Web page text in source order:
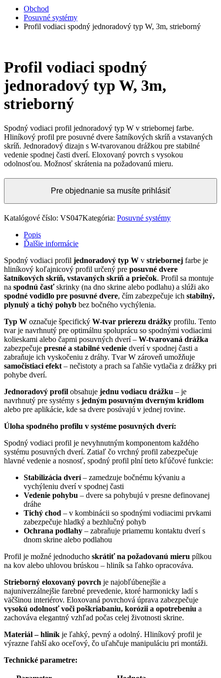
Obchod
Posuvné systémy
Profil vodiaci spodný jednoradový typ W, 3m, strieborný
Profil vodiaci spodný
jednoradový typ W, 3m,
strieborný
Spodný vodiaci profil jednoradový typ W v striebornej farbe.
Hliníkový profil pre posuvné dvere šatníkových skríň a vstavaných
skríň. Jednoradový dizajn s W-tvarovanou drážkou pre stabilné
vedenie spodnej časti dverí. Eloxovaný povrch s vysokou
odolnosťou. Možnosť skrátenia na požadovanú mieru.
Pre objednanie sa musíte prihlásiť
Katalógové číslo: VS047Kategória: Posuvné systémy
Popis
Ďalšie informácie
Spodný vodiaci profil jednoradový typ W v striebornej farbe je
hliníkový koľajnicový profil určený pre posuvné dvere
šatníkových skríň, vstavaných skríň a priečok. Profil sa montuje
na spodnú časťskrinky (na dno skrine alebo podlahu) a slúži ako
spodné vodidlo pre posuvné dvere, čím zabezpečuje ich stabilný,
plynulý a tichý pohyb bez bočného vychýlenia.
Typ W označuje špecifický W-tvar prierezu drážky profilu. Tento
tvar je navrhnutý pre optimálnu spoluprácu so spodnými vodiacimi
kolieskami alebo čapmi posuvných dverí – W-tvarovaná drážka
zabezpečuje presné a stabilné vedenie dverí v spodnej časti a
zabraňuje ich vyskočeniu z dráhy. Tvar W zároveň umožňuje
samočistiaci efekt – nečistoty a prach sa ľahšie vytlačia z drážky pri
pohybe dverí.
Jednoradový profil obsahuje jednu vodiacu drážku – je
navrhnutý pre systémy s jedným posuvným dverným krídlom
alebo pre aplikácie, kde sa dvere posúvajú v jednej rovine.
Úloha spodného profilu v systéme posuvných dverí:
Spodný vodiaci profil je nevyhnutným komponentom každého
systému posuvných dverí. Zatiaľ čo vrchný profil zabezpečuje
hlavné vedenie a nosnosť, spodný profil plní tieto kľúčové funkcie:
Stabilizácia dverí– zamedzuje bočnému kývaniu a
vychýleniu dverí v spodnej časti
Vedenie pohybu – dvere sa pohybujú v presne definovanej
dráhe
Tichý chod – v kombinácii so spodnými vodiacimi prvkami
zabezpečuje hladký a bezhlučný pohyb
Ochrana podlahy – zabraňuje priamemu kontaktu dverí s
dnom skrine alebo podlahou
Profil je možné jednoducho skrátiť na požadovanú mieru pílkou
na kov alebo uhlovou brúskou – hliník sa ľahko opracováva.
Strieborný eloxovaný povrch je najobľúbenejšie a
najuniverzálnejšie farebné prevedenie, ktoré harmonicky ladí s
väčšinou interiérov. Eloxovaná povrchová úprava zabezpečuje
vysokú odolnosť voči poškriabaniu, korózii a opotrebeniu a
zachováva elegantný vzhľad počas celej životnosti skrine.
Materiál – hliník je ľahký, pevný a odolný. Hliníkový profil je
výrazne ľahší ako oceľový, čo uľahčuje manipuláciu pri montáži.
Technické parametre: